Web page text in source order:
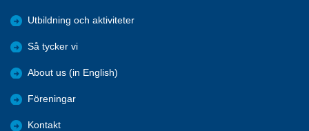
Utbildning och aktiviteter
Så tycker vi
About us (in English)
Föreningar
Kontakt